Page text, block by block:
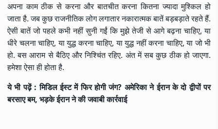
अपना काम ठीक से करना और बातचीत करना कितना ज्यादा मुश्किल हो
जाता है. जब कुछ राजनीतिक लोग लगातार नकारात्मक बातें बड़बड़ाते रहते हैं.
ऐसी बातें जो पहले कभी नहीं सुनी गईं कि मुझे तेजी से आगे बढ़ना चाहिए, या
धीरे चलना चाहिए, या युद्ध करना चाहिए, या युद्ध नहीं करना चाहिए, या जो भी
हो. बस आराम से बैठिए और निश्चिंत रहिए. अंत में सब कुछ ठीक हो जाएगा.
हमेशा ऐसा ही होता है.
ये भी पढ़ें :मिडिल ईस्ट में फिर होगी जंग? अमेरिका ने ईरान के दो द्वीपों पर
बरसाए बम, भड़के ईरान ने की जवाबी कार्रवाई